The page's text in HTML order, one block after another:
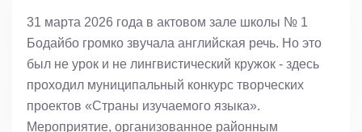
31 марта 2026 года в актовом зале школы № 1
Бодайбо громко звучала английская речь. Но это
был не урок и не лингвистический кружок - здесь
проходил муниципальный конкурс творческих
проектов «Страны изучаемого языка».
Мероприятие, организованное районным